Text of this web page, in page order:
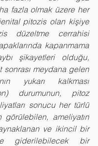
fazla olmak üzere her
pitozis olan kişiye
düzeltme cerrahisi
kapanmama
şikayetleri olduğu,
sonrası meydana gelen
yukarı kalkması
durumunun, pitoz
sonucu her türlü
görülebilen, ameliyatın
ve ikincil bir
giderilebilecek bir